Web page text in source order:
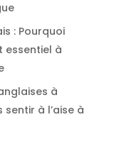
: Pourquoi
essentiel à
à
à l’aise à